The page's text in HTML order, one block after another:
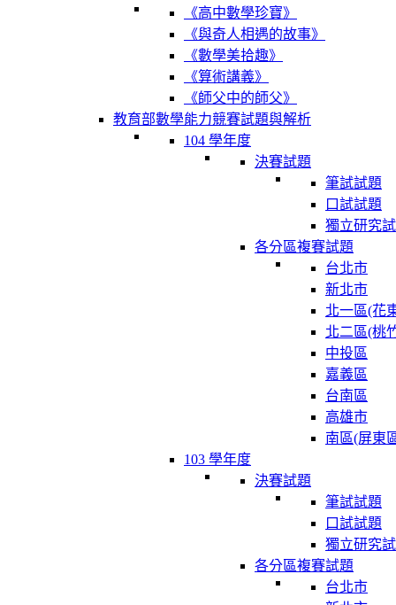
《高中數學珍寶》
《與奇人相遇的故事》
《數學美拾趣》
《算術講義》
《師父中的師父》
教育部數學能力競賽試題與解析
104 學年度
決賽試題
筆試試題
口試試題
獨立研究
各分區複賽試題
台北市
新北市
北一區(花
北二區(桃
中投區
嘉義區
台南區
高雄市
南區(屏東
103 學年度
決賽試題
筆試試題
口試試題
獨立研究
各分區複賽試題
台北市